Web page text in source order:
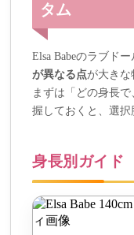
タム
Elsa Babeのラブドー
が異なる点が大きな
まずは「どの身長
握しておくと、選択
身長別ガイド